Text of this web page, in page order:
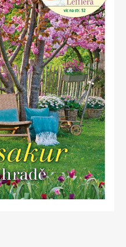
Marianne Bydlení
Marianne Venkov & styl